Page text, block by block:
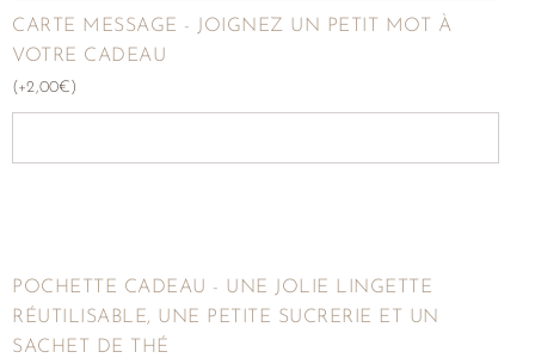
CARTE MESSAGE - JOIGNEZ UN PETIT MOT À
VOTRE CADEAU
(+2,00€ )
POCHETTE CADEAU - UNE JOLIE LINGETTE
RÉUTILISABLE, UNE PETITE SUCRERIE ET UN
SACHET DE THÉ